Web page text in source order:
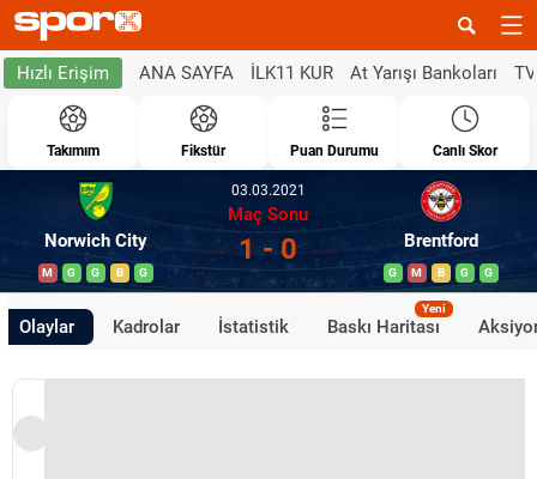
Hızlı Erişim ANA SAYFA İLK11 KUR At Yarışı Bankoları
Takımım Fikstür Puan Durumu Canlı Skor
Norwich City
M G G B G
03.03.2021
Maç Sonu
1 - 0 Brentford
G M B G G
Olaylar Kadrolar İstatistik Baskı Haritası
Yeni